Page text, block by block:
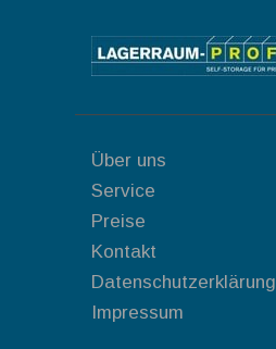
Über uns
Service
Preise
Kontakt
Datenschutzerklärung
Impressum